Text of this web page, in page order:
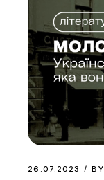
26.07.2023 BY